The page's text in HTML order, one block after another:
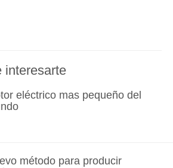
interesarte
eléctrico mas pequeño del
método para producir